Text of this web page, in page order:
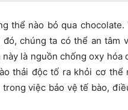
thể nào bỏ qua
chúng ta có thể an tâm
là nguồn chống oxy
thải độc tố ra khỏi cơ
việc bảo vệ tế bào,